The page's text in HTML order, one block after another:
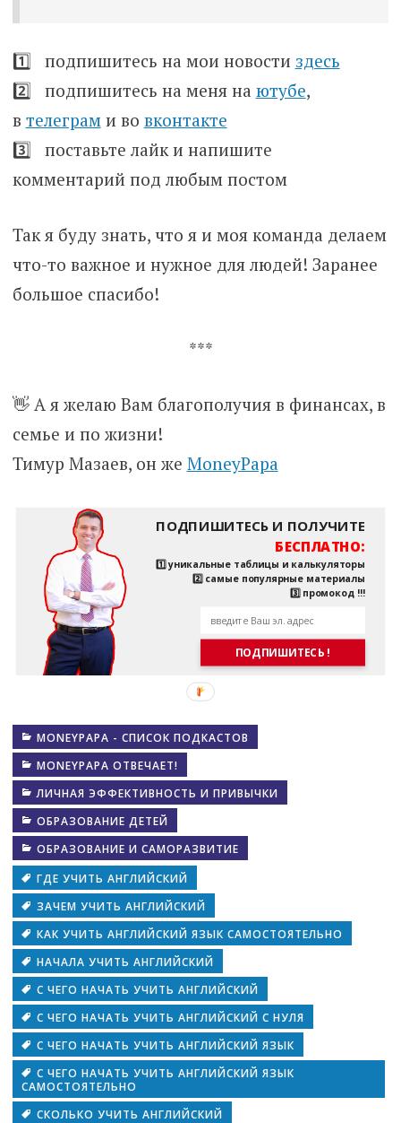
1️⃣ подпишитесь на мои новости здесь
2️⃣ подпишитесь на меня на ютубе,
в телеграми во вконтакте
3️⃣ поставьте лайк и напишите
комментарий под любым постом
Так я буду знать, что я и моя команда делаем
что-то важное и нужное для людей! Заранее
большое спасибо!
***
👋 А я желаю Вам благополучия в финансах, в
семье и по жизни!
Тимур Мазаев, он же MoneyPapa
ПОДПИШИТЕСЬ !
ПОДПИШИТЕСЬ И ПОЛУЧИТЕ
БЕСПЛАТНО:
1️⃣ уникальные таблицы и калькуляторы
2️⃣ самые популярные материалы
3️⃣ промокод !!!
MONEYPAPA - СПИСОК ПОДКАСТОВ
MONEYPAPA ОТВЕЧАЕТ!
ЛИЧНАЯ ЭФФЕКТИВНОСТЬ И ПРИВЫЧКИ
ОБРАЗОВАНИЕ ДЕТЕЙ
ОБРАЗОВАНИЕ И САМОРАЗВИТИЕ
ГДЕ УЧИТЬ АНГЛИЙСКИЙ
ЗАЧЕМ УЧИТЬ АНГЛИЙСКИЙ
КАК УЧИТЬ АНГЛИЙСКИЙ ЯЗЫК САМОСТОЯТЕЛЬНО
НАЧАЛА УЧИТЬ АНГЛИЙСКИЙ
С ЧЕГО НАЧАТЬ УЧИТЬ АНГЛИЙСКИЙ
С ЧЕГО НАЧАТЬ УЧИТЬ АНГЛИЙСКИЙ С НУЛЯ
С ЧЕГО НАЧАТЬ УЧИТЬ АНГЛИЙСКИЙ ЯЗЫК
С ЧЕГО НАЧАТЬ УЧИТЬ АНГЛИЙСКИЙ ЯЗЫК
САМОСТОЯТЕЛЬНО
СКОЛЬКО УЧИТЬ АНГЛИЙСКИЙ